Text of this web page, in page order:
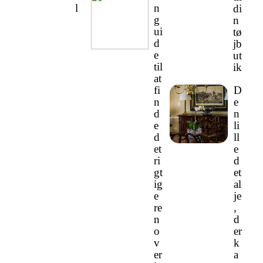
l
n
g
ui
d
e
til
at
fi
n
d
e
d
et
ri
gt
ig
e
re
n
o
v
er
di
n
tø
jb
ut
ik
D
e
n
li
ll
e
d
et
al
je
,
d
er
k
a